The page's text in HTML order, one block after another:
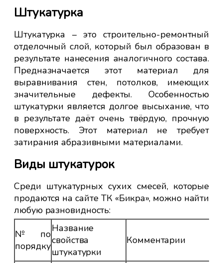
Штукатурка
Штукатурка – это строительно-ремонтный
отделочный слой, который был образован в
результате нанесения аналогичного состава.
Предназначается этот материал для
выравнивания стен, потолков, имеющих
значительные дефекты. Особенностью
штукатурки является долгое высыхание, что
в результате даёт очень твёрдую, прочную
поверхность. Этот материал не требует
затирания абразивными материалами.
Виды штукатурок
Среди штукатурных сухих смесей, которые
продаются на сайте ТК «Бикра», можно найти
любую разновидность:
№ по
порядку
Название
свойства
штукатурки
Комментарии